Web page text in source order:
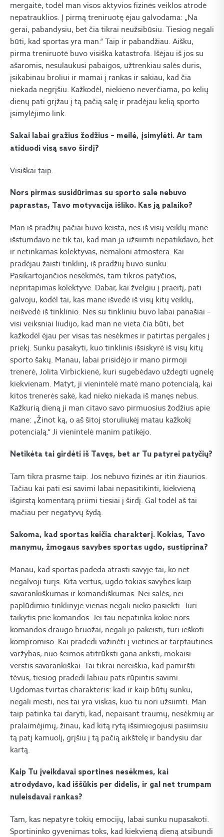
mergaitė, todėl man visos aktyvios fizinės veiklos atrodė
nepatrauklios. Į pirmą treniruotę ėjau galvodama: „Na
gerai, pabandysiu, bet čia tikrai neužsibūsiu. Tiesiog negali
būti, kad sportas yra man.“ Taip ir pabandžiau. Aišku,
pirma treniruotė buvo visiška katastrofa. Išėjau iš jos su
ašaromis, nesulaukusi pabaigos, užtrenkiau salės duris,
įsikabinau broliui ir mamai į rankas ir sakiau, kad čia
niekada negrįšiu. Kažkodėl, niekieno neverčiama, po kelių
dienų pati grįžau į tą pačią salę ir pradėjau kelią sporto
įsimylėjimo link.
Sakai labai gražius žodžius – meilė, įsimylėti. Ar tam
atiduodi visą savo širdį?
Visiškai taip.
Nors pirmas susidūrimas su sporto sale nebuvo
paprastas, Tavo motyvacija išliko. Kas ją palaiko?
Man iš pradžių pačiai buvo keista, nes iš visų veiklų mane
išstumdavo ne tik tai, kad man ja užsiimti nepatikdavo, bet
ir netinkamas kolektyvas, nemaloni atmosfera. Kai
pradėjau žaisti tinklinį, iš pradžių buvo sunku.
Pasikartojančios nesėkmės, tam tikros patyčios,
nepritapimas kolektyve. Dabar, kai žvelgiu į praeitį, pati
galvoju, kodėl tai, kas mane išvedė iš visų kitų veiklų,
neišvedė iš tinklinio. Nes su tinkliniu buvo labai panašiai –
visi veiksniai liudijo, kad man ne vieta čia būti, bet
kažkodėl ėjau per visas tas nesėkmes ir patirtas pergales į
priekį. Sunku pasakyti, kuo tinklinis išsiskyrė iš visų kitų
sporto šakų. Manau, labai prisidėjo ir mano pirmoji
trenerė, Jolita Virbickienė, kuri sugebėdavo uždegti ugnelę
kiekvienam. Matyt, ji vienintelė matė mano potencialą, kai
kitos trenerės sakė, kad nieko niekada iš manęs nebus.
Kažkurią dieną ji man citavo savo pirmuosius žodžius apie
mane: „Žinot ką, o aš šitoj storuliukėj matau kažkokį
potencialą.“ Ji vienintelė manim patikėjo.
Netikėta tai girdėti iš Tavęs, bet ar Tu patyrei patyčių?
Tam tikra prasme taip. Jos nebuvo fizinės ar itin žiaurios.
Tačiau kai pati esi savimi labai nepasitikinti, kiekvieną
išgirstą komentarą priimi tiesiai į širdį. Gal todėl aš tai
mačiau per negatyvų šydą.
Sakoma, kad sportas keičia charakterį. Kokias, Tavo
manymu, žmogaus savybes sportas ugdo, sustiprina?
Manau, kad sportas padeda atrasti savyje tai, ko net
negalvoji turįs. Kita vertus, ugdo tokias savybes kaip
savarankiškumas ir komandiškumas. Nei salės, nei
paplūdimio tinklinyje vienas negali nieko pasiekti. Turi
taikytis prie komandos. Jei tau nepatinka kokie nors
komandos draugo bruožai, negali jo pakeisti, turi ieškoti
kompromiso. Kai pradedi važinėti į vietines ar tarptautines
varžybas, nuo šeimos atitrūksti gana anksti, mokaisi
verstis savarankiškai. Tai tikrai nereiškia, kad pamiršti
tėvus, tiesiog pradedi labiau pats rūpintis savimi.
Ugdomas tvirtas charakteris: kad ir kaip būtų sunku,
negali mesti, nes tai yra viskas, kuo tu nori užsiimti. Man
taip patinka tai daryti, kad, nepaisant traumų, nesėkmių ar
pralaimėjimų, žinau, kad kitą rytą išsimiegojusi pasiimsiu
tą patį kamuolį, grįšiu į tą pačią aikštelę ir bandysiu dar
kartą.
Kaip Tu įveikdavai sportines nesėkmes, kai
atrodydavo, kad iššūkis per didelis, ir gal net trumpam
nuleisdavai rankas?
Tam, kas nepatyrė tokių emocijų, labai sunku nupasakoti.
Sportininko gyvenimas toks, kad kiekvieną dieną atsibundi